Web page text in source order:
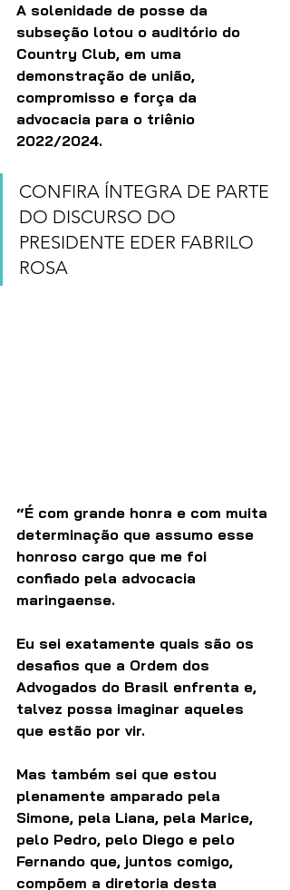
A solenidade de posse da
subseção lotou o auditório do
Country Club, em uma
demonstração de união,
compromisso e força da
advocacia para o triênio
2022/2024.
CONFIRA ÍNTEGRA DE PARTE
DO DISCURSO DO
PRESIDENTE EDER FABRILO
ROSA
“É com grande honra e com muita
determinação que assumo esse
honroso cargo que me foi
confiado pela advocacia
maringaense.
Eu sei exatamente quais são os
desafios que a Ordem dos
Advogados do Brasil enfrenta e,
talvez possa imaginar aqueles
que estão por vir.
Mas também sei que estou
plenamente amparado pela
Simone, pela Liana, pela Marice,
pelo Pedro, pelo Diego e pelo
Fernando que, juntos comigo,
compõem a diretoria desta